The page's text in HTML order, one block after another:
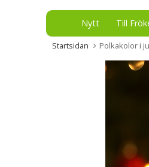
Nytt Till
Startsidan Polkakolor i